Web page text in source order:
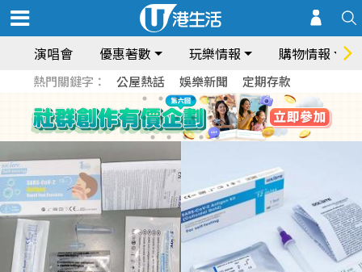
演唱會 優惠著數 玩樂情報 購物情報
熱門關鍵字： 公屋熱話 娛樂新聞 定期存款